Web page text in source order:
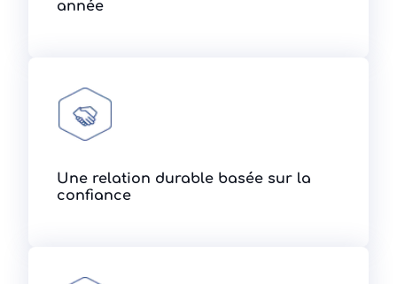
année
Une relation durable basée sur la
confiance